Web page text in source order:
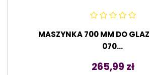
MASZYNKA 700 MM DO
070...
Cena
265,99 zł